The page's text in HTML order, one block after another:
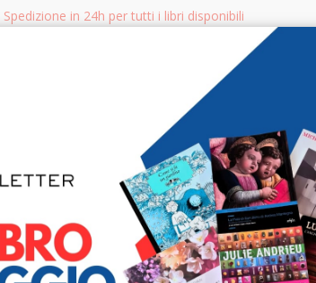
Spedizione in 24h per tutti i libri disponibili
CERCA
LIBRI PER BAMBINI E RAGAZZI MANUALI - GUIDE - CORSI